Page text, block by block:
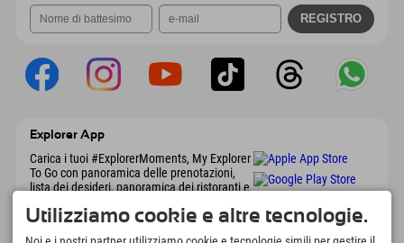
Explorer App
Carica i tuoi #ExplorerMoments, My Explorer
To Go con panoramica delle prenotazioni,
lista dei desideri, panoramica dei ristoranti e
Utilizziamo cookie e altre tecnologie.